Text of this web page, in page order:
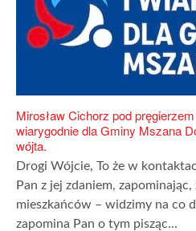
Mirosław Cichorz pod
wiarygodnie dla Gminy Mszana
wójta.
Drogi Wójcie, To że w
Pan z jej zdaniem,
mieszkańców – widzimy na co
zapomina Pan o tym pisząc...